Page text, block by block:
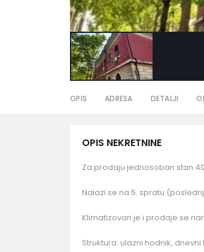
OPIS ADRESA DETALJI
OPIS NEKRETNINE
Za prodaju jednosoban stan
Nalazi se na 5. spratu
Klimatizovan je i prodaje se
Struktura: ulazni hodnik,